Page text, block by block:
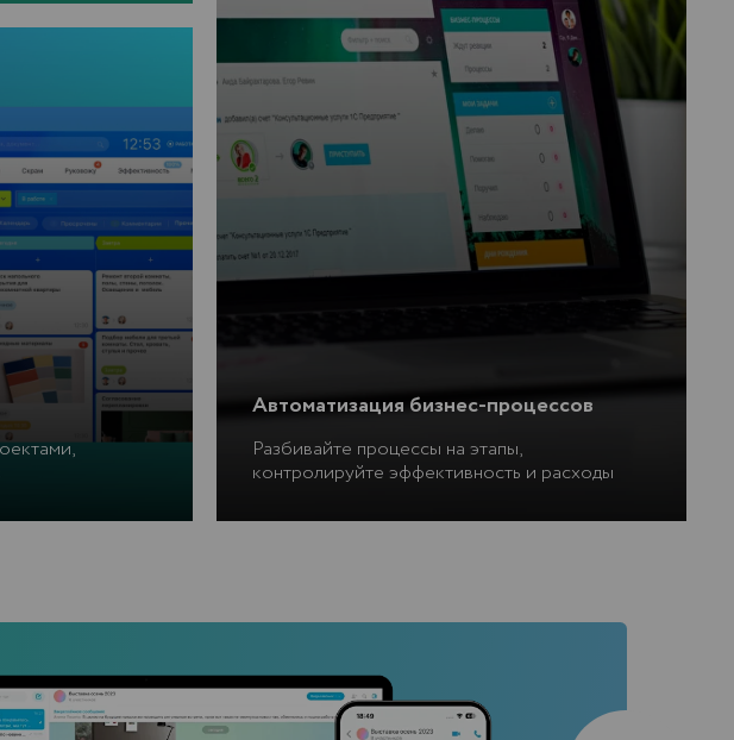
Автоматизация бизнес-процессов
Разбивайте процессы на этапы,
контролируйте эффективность и расходы